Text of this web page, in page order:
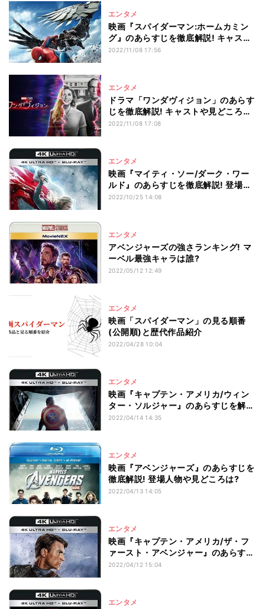
エンタメ
映画『スパイダーマン:ホームカミン
グ』のあらすじを徹底解説! キャスト
や見どころも紹介
2022/11/08 17:56
エンタメ
ドラマ「ワンダヴィジョン」のあらす
じを徹底解説! キャストや見どころも
紹介
2022/11/08 17:08
エンタメ
映画『マイティ・ソー/ダーク・ワー
ルド』のあらすじを徹底解説! 登場人
物や見どころは?
2022/10/25 14:08
エンタメ
アベンジャーズの強さランキング! マ
ーベル最強キャラは誰?
2022/05/12 12:49
エンタメ
映画「スパイダーマン」の見る順番
(公開順)と歴代作品紹介
2022/04/28 10:04
エンタメ
映画『キャプテン・アメリカ/ウィン
ター・ソルジャー』のあらすじを解
説! 登場人物や見どころは?
2022/04/14 14:35
エンタメ
映画『アベンジャーズ』のあらすじを
徹底解説! 登場人物や見どころは?
2022/04/13 14:05
エンタメ
映画『キャプテン・アメリカ/ザ・フ
ァースト・アベンジャー』のあらすじ
を解説! 登場人物や見どころは?
2022/04/12 15:04
エンタメ